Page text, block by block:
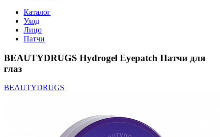
Каталог
Уход
Лицо
Патчи
BEAUTYDRUGS Hydrogel Eyepatch Патчи для
глаз
BEAUTYDRUGS